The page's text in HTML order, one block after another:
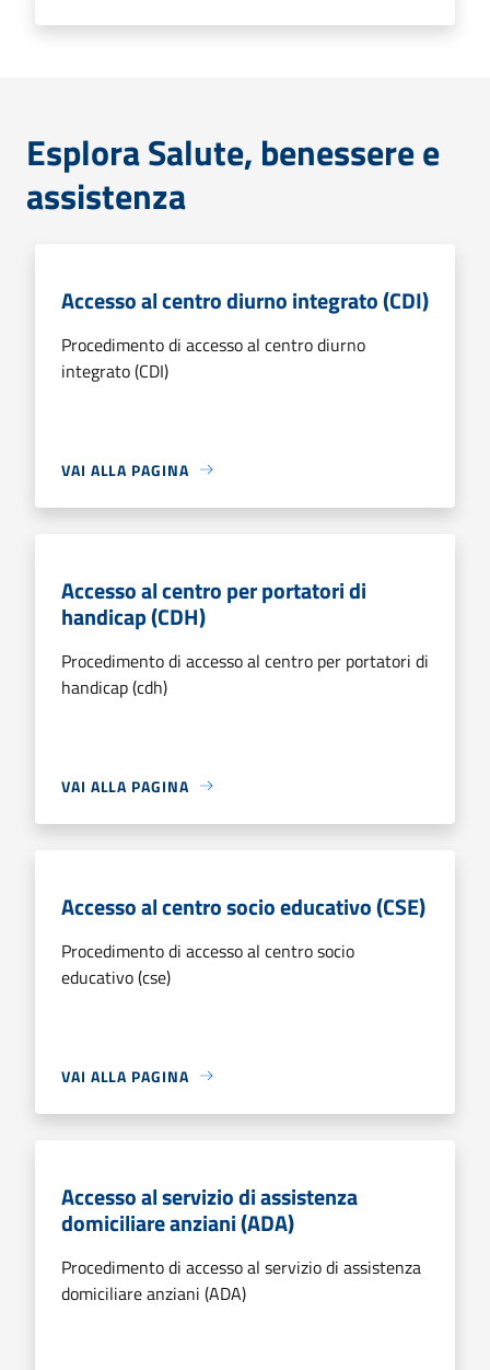
Esplora Salute, benessere e
assistenza
Accesso al centro diurno integrato (CDI)
Procedimento di accesso al centro diurno
integrato (CDI)
VAI ALLA PAGINA
Accesso al centro per portatori di
handicap (CDH)
Procedimento di accesso al centro per portatori di
handicap (cdh)
VAI ALLA PAGINA
Accesso al centro socio educativo (CSE)
Procedimento di accesso al centro socio
educativo (cse)
VAI ALLA PAGINA
Accesso al servizio di assistenza
domiciliare anziani (ADA)
Procedimento di accesso al servizio di assistenza
domiciliare anziani (ADA)